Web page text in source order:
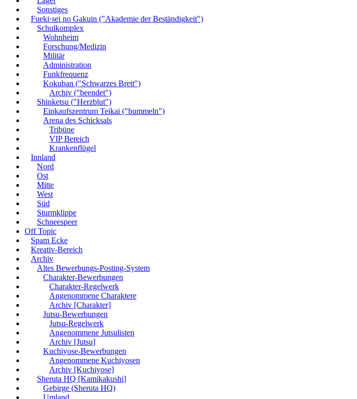
Sonstiges
Fueki·sei no Gakuin ("Akademie der Beständigkeit")
Schulkomplex
Wohnheim
Forschung/Medizin
Militär
Administration
Funkfrequenz
Kokuban ("Schwarzes Brett")
Archiv ("beendet")
Shinketsu ("Herzblut")
Einkaufszentrum Teikai ("bummeln")
Arena des Schicksals
Tribüne
VIP Bereich
Krankenflügel
Innland
Nord
Ost
Mitte
West
Süd
Sturmklippe
Schneespeer
Off Topic
Spam Ecke
Kreativ-Bereich
Archiv
Altes Bewerbungs-Posting-System
Charakter-Bewerbungen
Charakter-Regelwerk
Angenommene Charaktere
Archiv [Charakter]
Jutsu-Bewerbungen
Jutsu-Regelwerk
Angenommene Jutsulisten
Archiv [Jutsu]
Kuchiyose-Bewerbungen
Angenommene Kuchiyosen
Archiv [Kuchiyose]
Sheruta HQ [Kamikakushi]
Gebirge (Sheruta HQ)